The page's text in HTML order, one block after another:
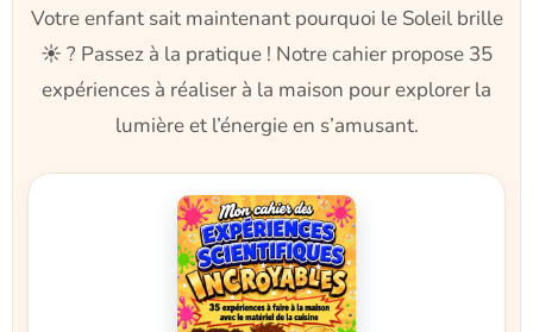
Votre enfant sait maintenant pourquoi le Soleil brille
☀️ ? Passez à la pratique ! Notre cahier propose 35
expériences à réaliser à la maison pour explorer la
lumière et l’énergie en s’amusant.